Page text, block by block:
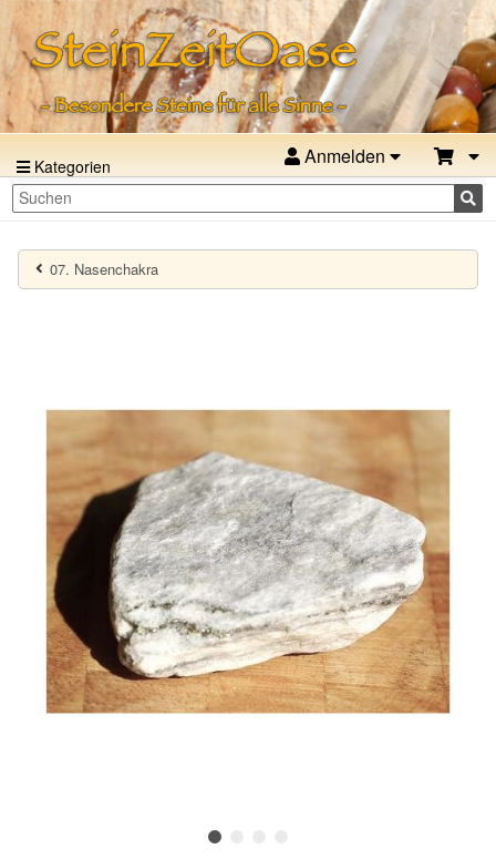
Kategorien Anmelden
07. Nasenchakra